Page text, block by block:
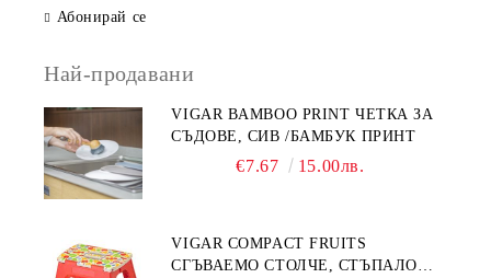
Абонирай се
Най-продавани
VIGAR BAMBOO PRINT ЧЕТКА ЗА
СЪДОВЕ, СИВ /БАМБУК ПРИНТ
€7.67 15.00лв.
VIGAR COMPACT FRUITS
СГЪВАЕМО СТОЛЧЕ, СТЪПАЛО